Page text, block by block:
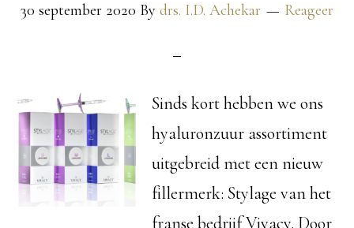
30 september 2020 By drs. I.D. Achekar Reageer
Sinds kort hebben we ons
hyaluronzuur assortiment
uitgebreid met een nieuw
fillermerk: Stylage van het
franse bedrijf Vivacy. Door